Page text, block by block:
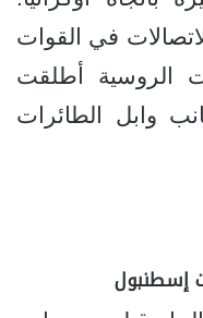
في القوات
الروسية أطلقت
وابل الطائرات
إسطنبول